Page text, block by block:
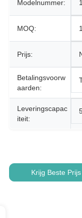
Modelnummer:
MOQ:
Prijs:
Betalingsvoorw
Aarden:
Leveringscapac
Iteit:
Krijg Beste Prijs